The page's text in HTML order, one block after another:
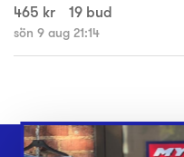
465 kr
19 bud
sön 9 aug 21:14